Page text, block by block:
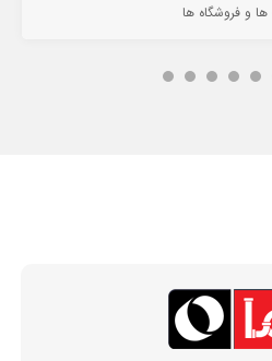
و فروشگاه ها